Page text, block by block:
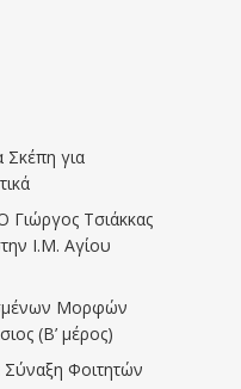
Σκέπη για
Γιώργος Τσιάκκας
Ι.Μ. Αγίου
Μορφών
(Β’ μέρος)
Σύναξη Φοιτητών